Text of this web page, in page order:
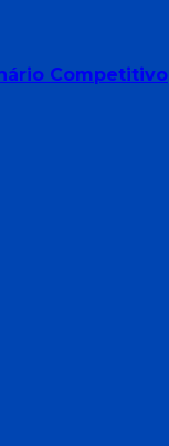
Competitivo